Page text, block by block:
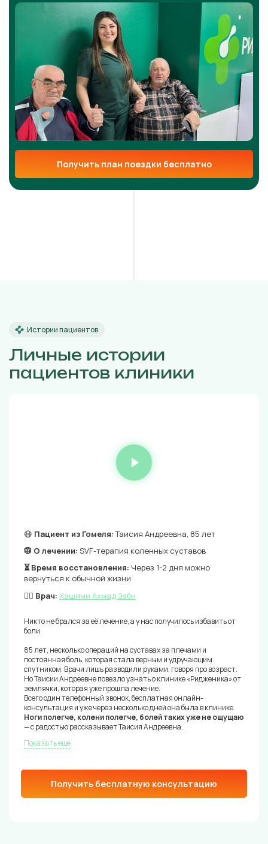
Получить план поездки бесплатно
Истории пациентов
Личные истории
пациентов клиники
😷 Пациент из Гомеля:Таисия Андреевна, 85 лет
🥼 О лечении: SVF-терапия коленных суставов
⏳ Время восстановления: Через 1-2 дня можно
вернуться к обычной жизни
👨‍⚕️ Врач: Хашими Ахмад Заби
Никто не брался за её лечение, а у нас получилось избавить от
боли
85 лет, несколько операций на суставах за плечами и
постоянная боль, которая стала верным и удручающим
спутником. Врачи лишь разводили руками, говоря про возраст.
Но Таисии Андреевне повезло узнать о клинике «Ридженика» от
землячки, которая уже прошла лечение.
Всего один телефонный звонок, бесплатная онлайн-
консультация и уже через несколько дней она была в клинике.
Ноги полегче, колени полегче, болей таких уже не ощущаю
— с радостью рассказывает Таисия Андреевна.
Показать еще
Получить бесплатную консультацию